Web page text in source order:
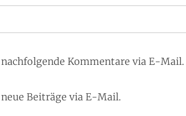
Kommentare via E-Mail.
Beiträge via E-Mail.